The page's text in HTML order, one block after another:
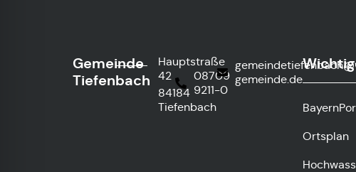
Gemeinde
Tiefenbach
Hauptstraße
42
84184
Tiefenbach
08709
9211-0
gemeinde.de
Ortsplan